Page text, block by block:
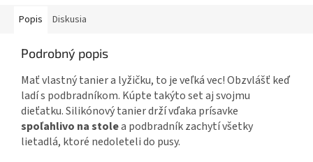
Popis Diskusia
Podrobný popis
Mať vlastný tanier a lyžičku, to je veľká vec! Obzvlášť keď
ladí s podbradníkom. Kúpte takýto set aj svojmu
dieťatku. Silikónový tanier drží vďaka prísavke
spoľahlivo na stolea podbradník zachytí všetky
lietadlá, ktoré nedoleteli do pusy.